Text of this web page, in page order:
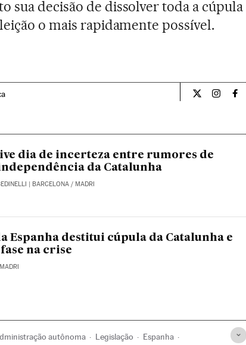
sua decisão de dissolver toda a cúpula
o mais rapidamente possível.
dia de incerteza entre rumores de
da Catalunha
| BARCELONA / MADRI
Espanha destitui cúpula da Catalunha e
na crise
autônoma Legislação Espanha